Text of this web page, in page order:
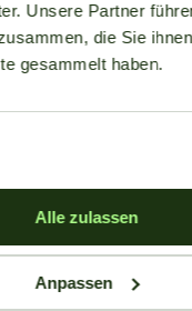
Unsere Partner
die Sie
gesammelt haben.
Alle zulassen
Anpassen